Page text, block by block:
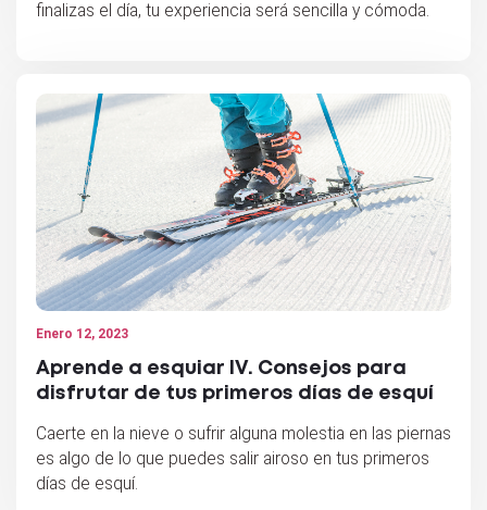
finalizas el día, tu experiencia será sencilla y cómoda.
Enero 12, 2023
Aprende a esquiar IV. Consejos para
disfrutar de tus primeros días de esquí
Caerte en la nieve o sufrir alguna molestia en las piernas
es algo de lo que puedes salir airoso en tus primeros
días de esquí.